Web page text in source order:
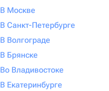
В Москве
В Санкт-Петербурге
В Волгограде
В Брянске
Во Владивостоке
В Екатеринбурге